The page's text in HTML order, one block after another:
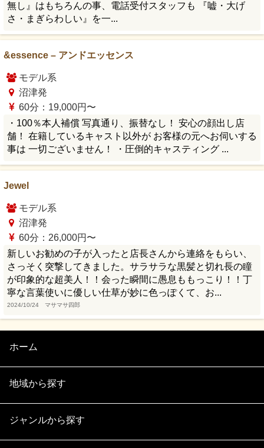
無し』はもちろんの事、電話受付スタッフも 『嘘・大げ
さ・まぎらわしい』を一...
&essence – アンドエッセンス
モデル系
沼津発
60分：19,000円〜
・100％本人補償 写真通り、振替なし！ 安心の顔出し店
舗！ 在籍しているキャスト以外が お客様の元へお伺いする
事は 一切ございません！ ・圧倒的キャスティング ...
Jewel
モデル系
沼津発
60分：26,000円〜
新しいお勧めの子が入ったと店長さんから連絡をもらい、
さっそく突撃してきました。サラサラな黒髪と切れ長の瞳
が印象的な超美人！！会った瞬間に愚息ももっこり！！丁
寧な言葉使いに優しい仕草が妙に色っぽくて、お...
2024/10/24 マサマサ四郎
ホーム
地域から探す
ジャンルから探す